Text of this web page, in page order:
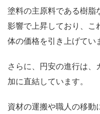
塗料の主原料である樹脂
影響で上昇しており、こ
体の価格を引き上げてい
さらに、円安の進行は
加に直結しています。
資材の運搬や職人の移動